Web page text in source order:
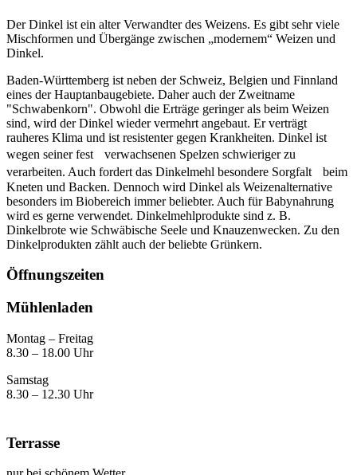
Der Dinkel ist ein alter Verwandter des Weizens. Es gibt sehr viele
Mischformen und Übergänge zwischen „modernem“ Weizen und
Dinkel.
Baden-Württemberg ist neben der Schweiz, Belgien und Finnland
eines der Hauptanbaugebiete. Daher auch der Zweitname
"Schwabenkorn". Obwohl die Erträge geringer als beim Weizen
sind, wird der Dinkel wieder vermehrt angebaut. Er verträgt
rauheres Klima und ist resistenter gegen Krankheiten. Dinkel ist
wegen seiner fest verwachsenen Spelzen schwieriger zu
verarbeiten. Auch fordert das Dinkelmehl besondere Sorgfalt beim
Kneten und Backen. Dennoch wird Dinkel als Weizenalternative
besonders im Biobereich immer beliebter. Auch für Babynahrung
wird es gerne verwendet. Dinkelmehlprodukte sind z. B.
Dinkelbrote wie Schwäbische Seele und Knauzenwecken. Zu den
Dinkelprodukten zählt auch der beliebte Grünkern.
Öffnungszeiten
Mühlenladen
Montag – Freitag
8.30 – 18.00 Uhr
Samstag
8.30 – 12.30 Uhr
Terrasse